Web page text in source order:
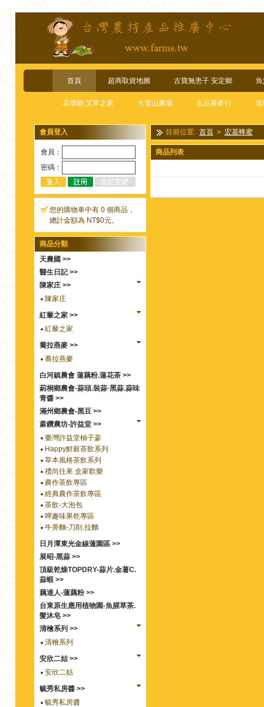
首頁 超商取貨地圖 古寶無患子 安定鄉
花壇鄉 艾草之家 大雪山農場 名品農產行 清
會員登入
會員：
密碼：
您的購物車中有 0 個商品，
總計金額為 NT$0元。
商品分類
天農國 >>
醫生日記 >>
陳家庄 >>
陳家庄
紅藜之家 >>
紅藜之家
蕎拉燕麥 >>
蕎拉燕麥
白河鎮農會 蓮藕粉.蓮花茶 >>
莿桐鄉農會-蒜頭.裝蒜·黑蒜.蒜味
青醬 >>
滿州鄉農會-黑豆 >>
蔴鑽農坊-許益堂 >>
臺灣許益堂柚子蔘
Happy鮮榖茶飲系列
草本風格茶飲系列
禮尚往來 盒家歡樂
農作茶飲專區
經典農作茶飲專區
茶飲-大泡包
呷趣味果乾專區
牛蒡麵-刀削.拉麵
日月潭東光金線蓮園區 >>
展昭-黑蒜 >>
頂級乾燥TOPDRY-蒜片.金薯C.
蒜蝦 >>
藕達人-蓮藕粉 >>
台東原生應用植物園-魚腥草茶.
髮沐皂 >>
清檜系列 >>
清檜系列
安欣二姑 >>
安欣二姑
毓秀私房醬 >>
毓秀私房醬
目前位置: 首頁 > 宏基蜂蜜
商品列表